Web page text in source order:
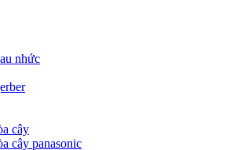
nhức
cây
cây panasonic